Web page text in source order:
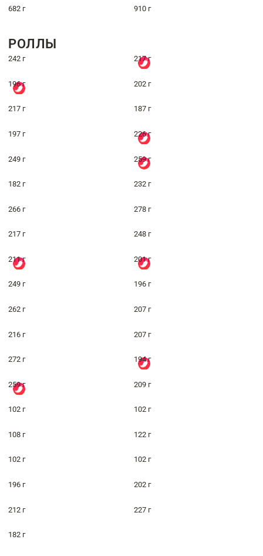
682 г 910 г
РОЛЛЫ
242 г 217 г
196 г 202 г
217 г 187 г
197 г 226 г
249 г 259 г
182 г 232 г
266 г 278 г
217 г 248 г
211 г 201 г
249 г 196 г
262 г 207 г
216 г 207 г
272 г 194 г
259 г 209 г
102 г 102 г
108 г 122 г
102 г 102 г
196 г 202 г
212 г 227 г
182 г